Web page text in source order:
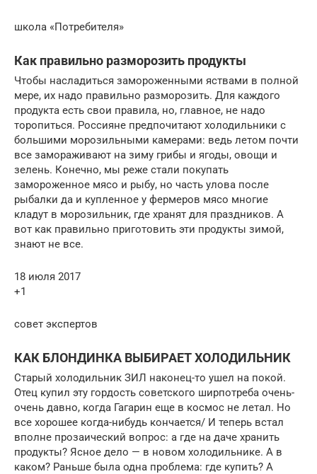
школа «Потребителя»
Как правильно разморозить продукты
Чтобы насладиться замороженными яствами в полной
мере, их надо правильно разморозить. Для каждого
продукта есть свои правила, но, главное, не надо
торопиться. Россияне предпочитают холодильники с
большими морозильными камерами: ведь летом почти
все замораживают на зиму грибы и ягоды, овощи и
зелень. Конечно, мы реже стали покупать
замороженное мясо и рыбу, но часть улова после
рыбалки да и купленное у фермеров мясо многие
кладут в морозильник, где хранят для праздников. А
вот как правильно приготовить эти продукты зимой,
знают не все.
18 июля 2017
+1
совет экспертов
КАК БЛОНДИНКА ВЫБИРАЕТ ХОЛОДИЛЬНИК
Старый холодильник ЗИЛ наконец-то ушел на покой.
Отец купил эту гордость советского ширпотреба очень-
очень давно, когда Гагарин еще в космос не летал. Но
все хорошее когда-нибудь кончается/ И теперь встал
вполне прозаический вопрос: а где на даче хранить
продукты? Ясное дело — в новом холодильнике. А в
каком? Раньше была одна проблема: где купить? А